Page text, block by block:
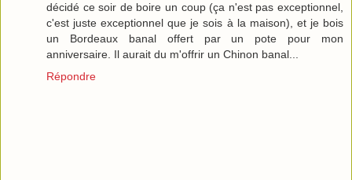
décidé ce soir de boire un coup (ça n'est pas exceptionnel,
c'est juste exceptionnel que je sois à la maison), et je bois
un Bordeaux banal offert par un pote pour mon
anniversaire. Il aurait du m'offrir un Chinon banal...
Répondre